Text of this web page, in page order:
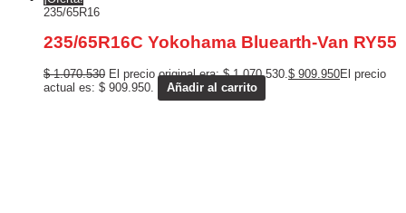
235/65R16
235/65R16C Yokohama Bluearth-Van RY55
$1.070.530 El precio original era: $ 1.070.530.$ 909.950El precio
actual es: $ 909.950.
Añadir al carrito